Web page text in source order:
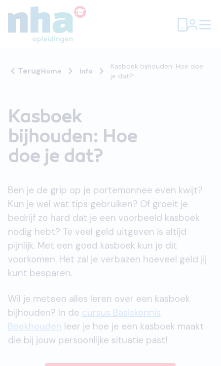
TerugHome Info
Kasboek bijhouden: Hoe doe
je dat?
Kasboek
bijhouden: Hoe
doe je dat?
Ben je de grip op je portemonnee even kwijt?
Kun je wel wat tips gebruiken? Of groeit je
bedrijf zo hard dat je een voorbeeld kasboek
nodig hebt? Te veel geld uitgeven is altijd
pijnlijk. Met een goed kasboek kun je dit
voorkomen. Het zal je verbazen hoeveel geld jij
kunt besparen.
Wil je meteen alles leren over een kasboek
bijhouden? In de cursus Basiskennis
Boekhouden leer je hoe je een kasboek maakt
die bij jouw persoonlijke situatie past!